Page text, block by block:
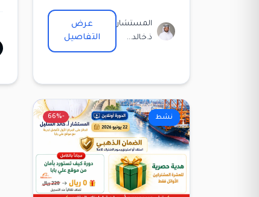
المستشار
ذ.خالد...
عرض
التفاصيل
نشط -66%